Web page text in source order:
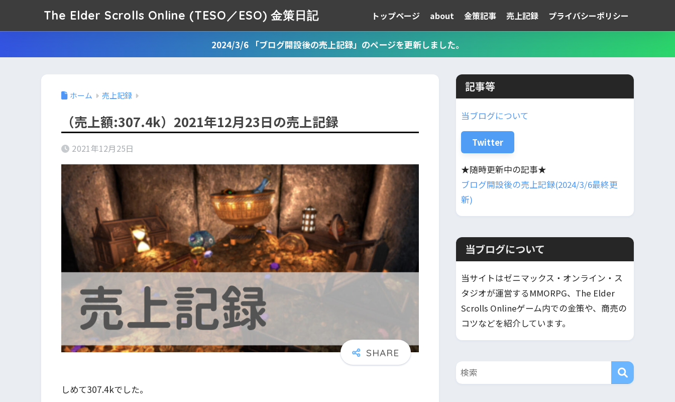
The Elder Scrolls Online (TESO／ESO) 金策日記 トップページ about 金策記事 売上記録 プライバシーポリシー
2024/3/6 「ブログ開設後の売上記録」のページを更新しました。
ホーム 売上記録
（売上額:307.4k）2021年12月23日の売上記録
2021年12月25日
しめて307.4kでした。
記事等
当ブログについて
Twitter
★随時更新中の記事★
ブログ開設後の売上記録(2024/3/6最終更
新)
当ブログについて
当サイトはゼニマックス・オンライン・ス
タジオが運営するMMORPG、The Elder
Scrolls Onlineゲーム内での金策や、商売の
コツなどを紹介しています。